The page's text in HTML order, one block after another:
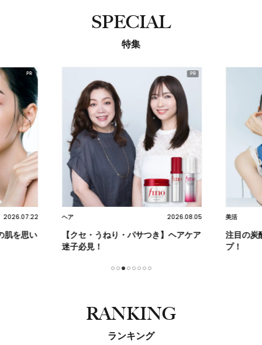
SPECIAL
特集
2026.07.22
肌を思い
ヘア 2026.08.05
【クセ・うねり・パサつき】ヘアケア
迷子必見！
美活
注目の炭
プ！
RANKING
ランキング